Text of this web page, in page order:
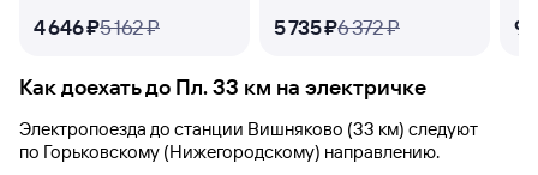
4 ⁠646 ⁠₽5 ⁠162 ⁠₽ 5 ⁠735 ⁠₽6 ⁠372 ⁠₽ 9
Как доехать до Пл. 33 км на электричке
Электропоезда до станции Вишняково (33 км) следуют
по Горьковскому (Нижегородскому) направлению.